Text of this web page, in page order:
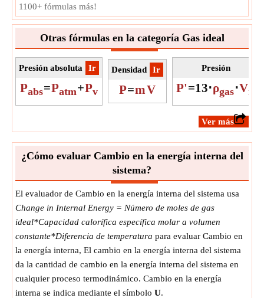
Diferencia de temperatura
La diferencia de temperatura es la medida del calor o el
frío de un objeto.
Símbolo: ΔT
La temperatura
Nota:El valor puede ser positivo o negativo.
1100+ fórmulas más!
Otras fórmulas en la categoría Gas ideal
​Ir
Presión absoluta
Pabs=Patm+Pv
​Ir
Densidad
P=mV
Presión
P'=13⋅ρgas⋅V
​Ver más
¿Cómo evaluar Cambio en la energía interna del
sistema?
El evaluador de Cambio en la energía interna del sistema usa
Change in Internal Energy = Número de moles de gas
ideal*Capacidad calorífica específica molar a volumen
constante*Diferencia de temperatura para evaluar Cambio en
la energía interna, El cambio en la energía interna del sistema
da la cantidad de cambio en la energía interna del sistema en
cualquier proceso termodinámico. Cambio en la energía
interna se indica mediante el símbolo U.